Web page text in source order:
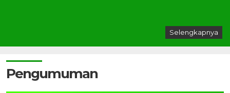
Selengkapnya
Pengumuman